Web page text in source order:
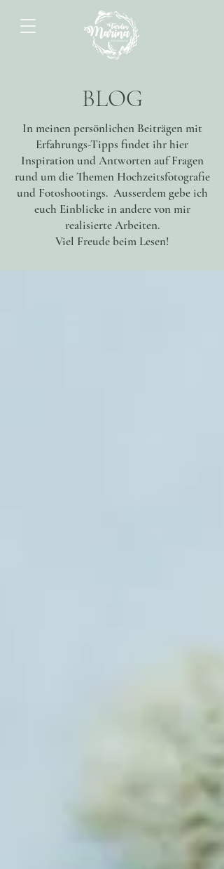
BLOG
In meinen persönlichen Beiträgen mit
Erfahrungs-Tipps findet ihr hier
Inspiration und Antworten auf Fragen
rund um die Themen Hochzeitsfotografie
und Fotoshootings. Ausserdem gebe ich
euch Einblicke in andere von mir
realisierte Arbeiten.
Viel Freude beim Lesen!